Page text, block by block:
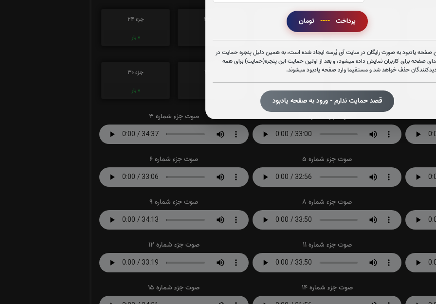
پرداخت ---- تومان
صفحه یادبود به صورت رایگان در سایت آی پُرسه ایجاد شده است، به همین دلیل پنجره حمایت در
صفحه برای کاربران نمایش داده میشود، و بعد از اولین حمایت این پنجره(حمایت) برای همه
حذف خواهد شد و مستقیما وارد صفحه یادبود میشوند.
قصد حمایت ندارم - ورود به صفحه یادبود
جزء 21
بار
جزء 22
جزء 24
0 بار
جزء 27
0بار
جزء 28
0بار
جزء 30
0 بار
صوت جزء شماره 2 صوت جزء شماره 3
صوت جزء شماره 5 صوت جزء شماره 6
صوت جزء شماره 8 صوت جزء شماره 9
صوت جزء شماره 11 صوت جزء شماره 12
صوت جزء شماره 14 صوت جزء شماره 15